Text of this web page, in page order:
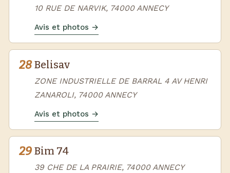
10 RUE DE NARVIK, 74000 ANNECY
Avis et photos →
28 Belisav
ZONE INDUSTRIELLE DE BARRAL 4 AV HENRI
ZANAROLI, 74000 ANNECY
Avis et photos →
29 Bim 74
39 CHE DE LA PRAIRIE, 74000 ANNECY